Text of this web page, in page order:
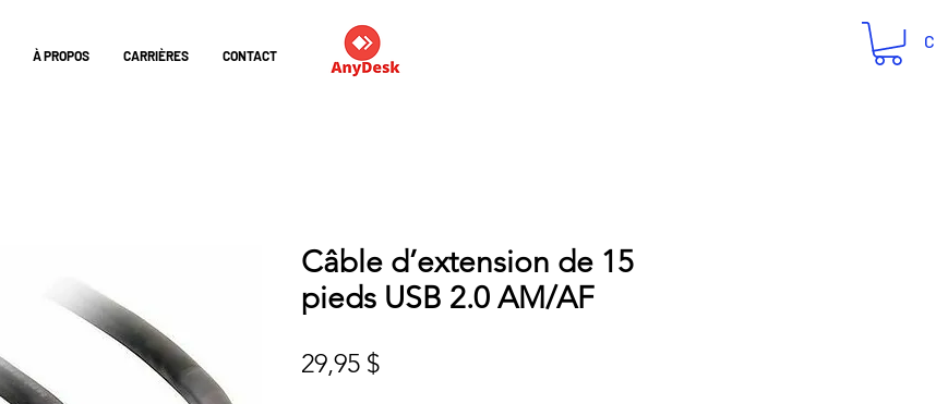
À PROPOS CARRIÈRES CONTACT
Câble d’extension de 15
pieds USB 2.0 AM/AF
29,95 $Prix